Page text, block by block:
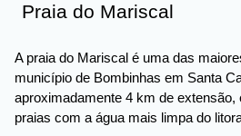
Praia do Mariscal
A praia do Mariscal é uma das
município de Bombinhas em Santa
aproximadamente 4 km de extensão,
praias com a água mais limpa do